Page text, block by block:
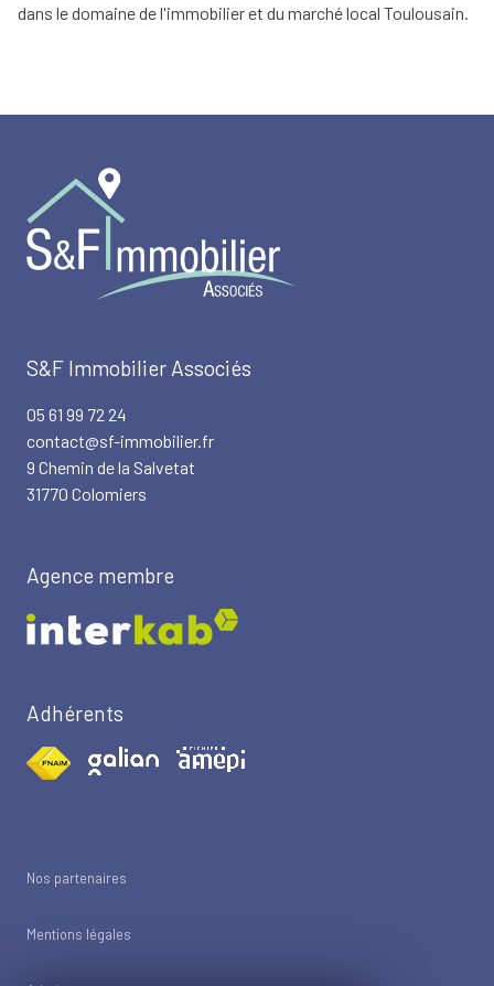
dans le domaine de l'immobilier et du marché local Toulousain.
S&F Immobilier Associés
05 61 99 72 24
contact@sf-immobilier.fr
9 Chemin de la Salvetat
31770 Colomiers
Agence membre
Adhérents
Nos partenaires
Mentions légales